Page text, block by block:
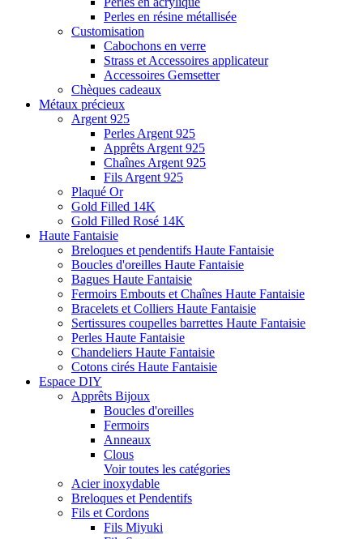
Perles en résine métallisée
Customisation
Cabochons en verre
Strass et Accessoires applicateur
Accessoires Gemsetter
Chèques cadeaux
Métaux précieux
Argent 925
Perles Argent 925
Apprêts Argent 925
Chaînes Argent 925
Fils Argent 925
Plaqué Or
Gold Filled 14K
Gold Filled Rosé 14K
Haute Fantaisie
Breloques et pendentifs Haute Fantaisie
Boucles d'oreilles Haute Fantaisie
Bagues Haute Fantaisie
Fermoirs Embouts et Chaînes Haute Fantaisie
Bracelets et Colliers Haute Fantaisie
Sertissures coupelles barrettes Haute Fantaisie
Perles Haute Fantaisie
Chandeliers Haute Fantaisie
Cotons cirés Haute Fantaisie
Espace DIY
Apprêts Bijoux
Boucles d'oreilles
Fermoirs
Anneaux
Clous
Voir toutes les catégories
Acier inoxydable
Breloques et Pendentifs
Fils et Cordons
Fils Miyuki